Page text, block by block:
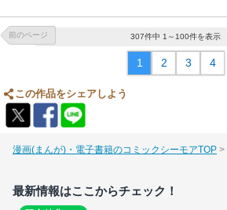
前のページ 307件中 1～100件を表示
1 2 3 4
この作品をシェアしよう
漫画(まんが)・電子書籍のコミックシーモアTOP
最新情報はここからチェック！